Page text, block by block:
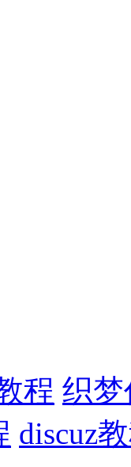
程 织
discuz